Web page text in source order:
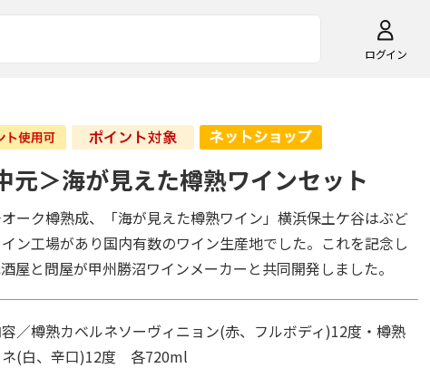
ログイン
元＞海が見えた樽熟ワインセット
ーク樽熟成、「海が見えた樽熟ワイン」横浜保土ケ谷はぶど
ン工場があり国内有数のワイン生産地でした。これを記念し
屋と問屋が甲州勝沼ワインメーカーと共同開発しました。
／樽熟カベルネソーヴィニョン(赤、フルボディ)12度・樽熟
ネ(白、辛口)12度 各720ml